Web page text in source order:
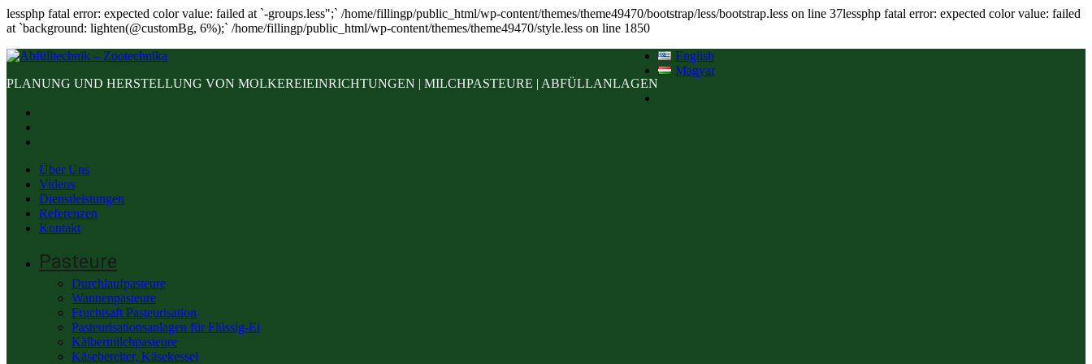
lessphp fatal error: expected color value: failed at `-groups.less";` /home/fillingp/public_html/wp-content/themes/theme49470/bootstrap/less/bootstrap.less on line 37lessphp fatal error: expected color value: failed
at `background: lighten(@customBg, 6%);` /home/fillingp/public_html/wp-content/themes/theme49470/style.less on line 1850
PLANUNG UND HERSTELLUNG VON MOLKEREIEINRICHTUNGEN | MILCHPASTEURE | ABFÜLLANLAGEN
English
Magyar
Über Uns
Videos
Dienstleistungen
Referenzen
Kontakt
Pasteure
Durchlaufpasteure
Wannenpasteure
Fruchtsaft Pasteurisation
Pasteurisationsanlagen für Flüssig-Ei
Kälbermilchpasteure
Käsebereiter, Käsekessel